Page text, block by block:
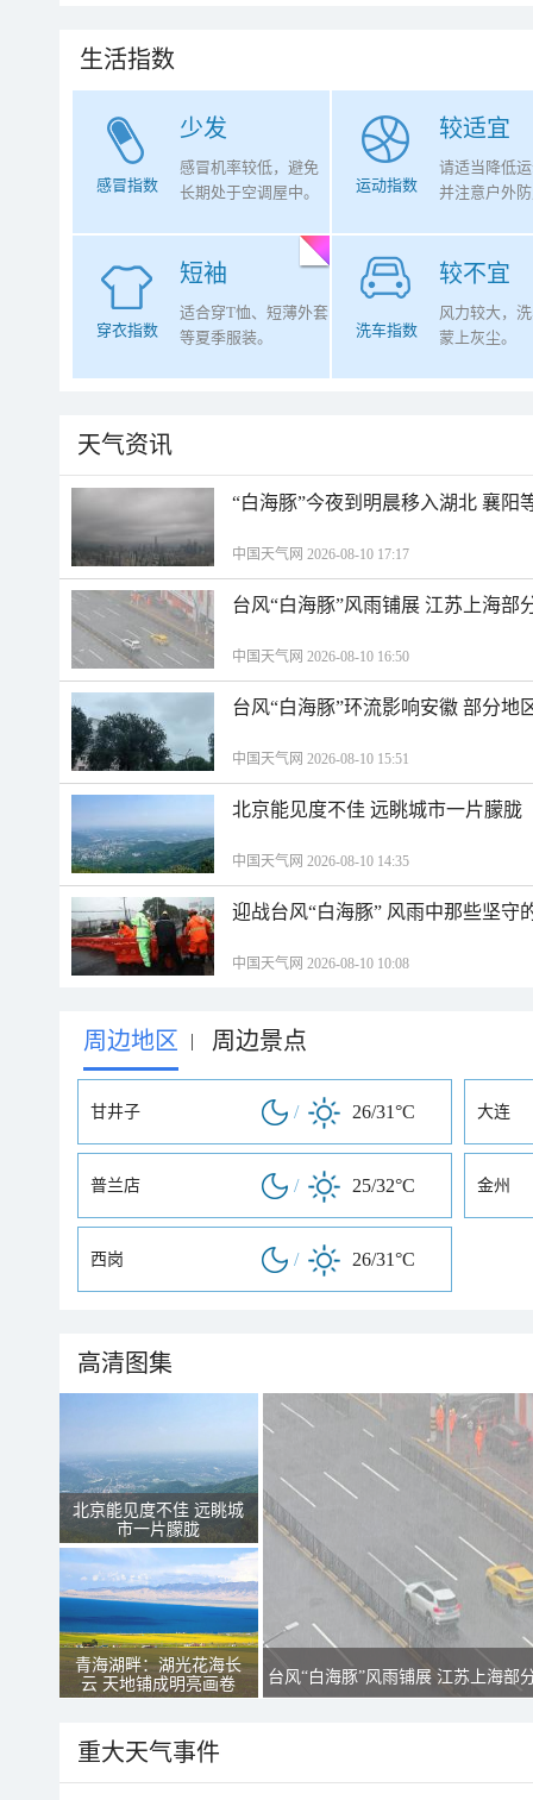
生活指数
少发
感冒指数
感冒机率较低，避免
长期处于空调屋中。
较适宜
运动指数
请适当降低
并注意户外
短袖
穿衣指数
适合穿T恤、短薄外套
等夏季服装。
较不宜
洗车指数
风力较大，
蒙上灰尘。
天气资讯
“白海豚”今夜到明晨移入湖北 襄阳
中国天气网 2026-08-10 17:17
台风“白海豚”风雨铺展 江苏上海部
中国天气网 2026-08-10 16:50
台风“白海豚”环流影响安徽 部分地
中国天气网 2026-08-10 15:51
北京能见度不佳 远眺城市一片朦胧
中国天气网 2026-08-10 14:35
迎战台风“白海豚” 风雨中那些坚守
中国天气网 2026-08-10 10:08
周边地区 | 周边景点
甘井子 / 26/31°C 大连
普兰店 / 25/32°C 金州
西岗 / 26/31°C
高清图集
北京能见度不佳 远眺城
市一片朦胧
青海湖畔：湖光花海长
云 天地铺成明亮画卷
台风“白海豚”风雨铺展 江苏上海部
重大天气事件